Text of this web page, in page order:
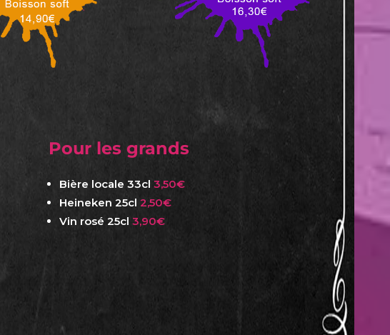
Pour les grands
Bière locale 33cl3,50€
Heineken 25cl2,50€
Vin rosé 25cl3,90€